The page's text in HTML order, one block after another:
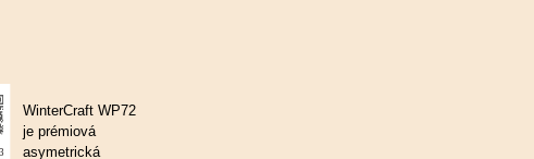
WinterCraft WP72
je prémiová
asymetrická